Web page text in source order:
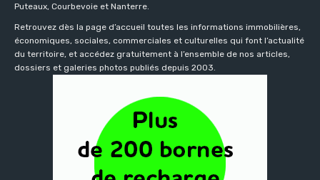
Puteaux, Courbevoie et Nanterre.
Retrouvez dès la page d’accueil toutes les informations immobilières,
économiques, sociales, commerciales et culturelles qui font l’actualité
du territoire, et accédez gratuitement à l’ensemble de nos articles,
dossiers et galeries photos publiés depuis 2003.